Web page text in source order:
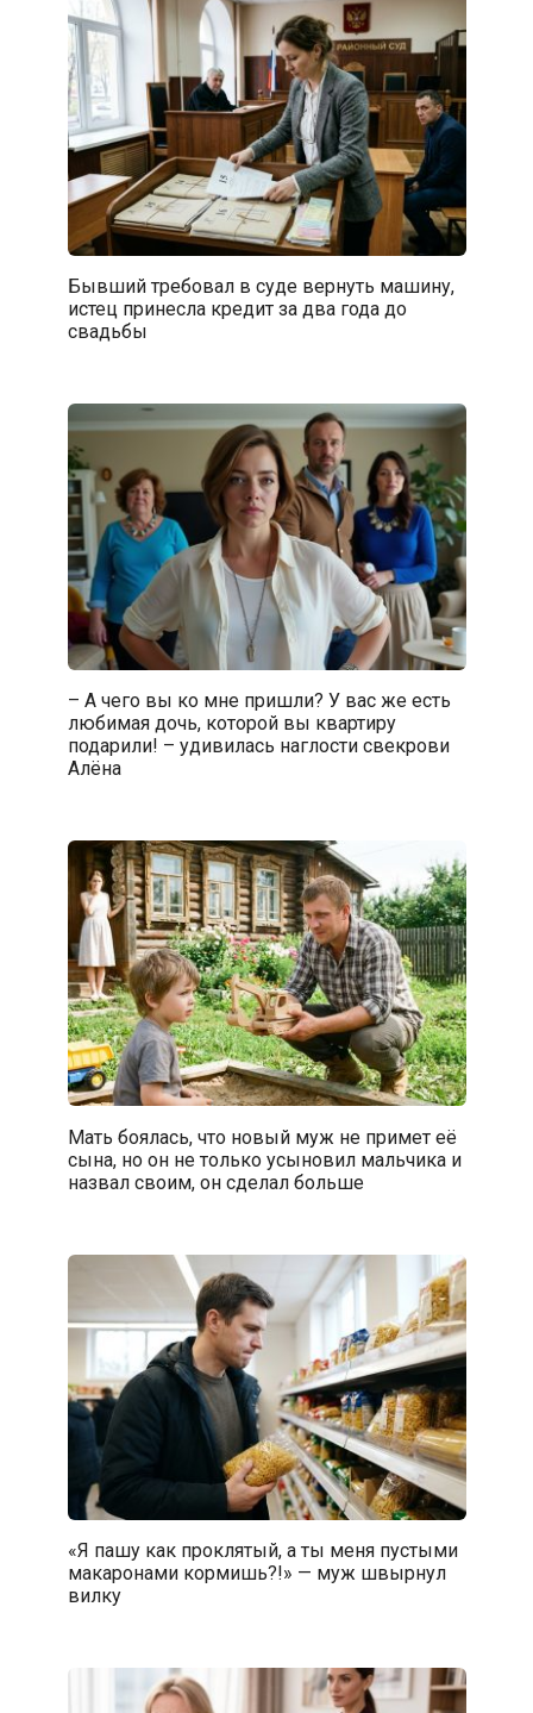
Бывший требовал в суде вернуть машину,
истец принесла кредит за два года до
свадьбы
– А чего вы ко мне пришли? У вас же есть
любимая дочь, которой вы квартиру
подарили! – удивилась наглости свекрови
Алёна
Мать боялась, что новый муж не примет её
сына, но он не только усыновил мальчика и
назвал своим, он сделал больше
«Я пашу как проклятый, а ты меня пустыми
макаронами кормишь?!» — муж швырнул
вилку